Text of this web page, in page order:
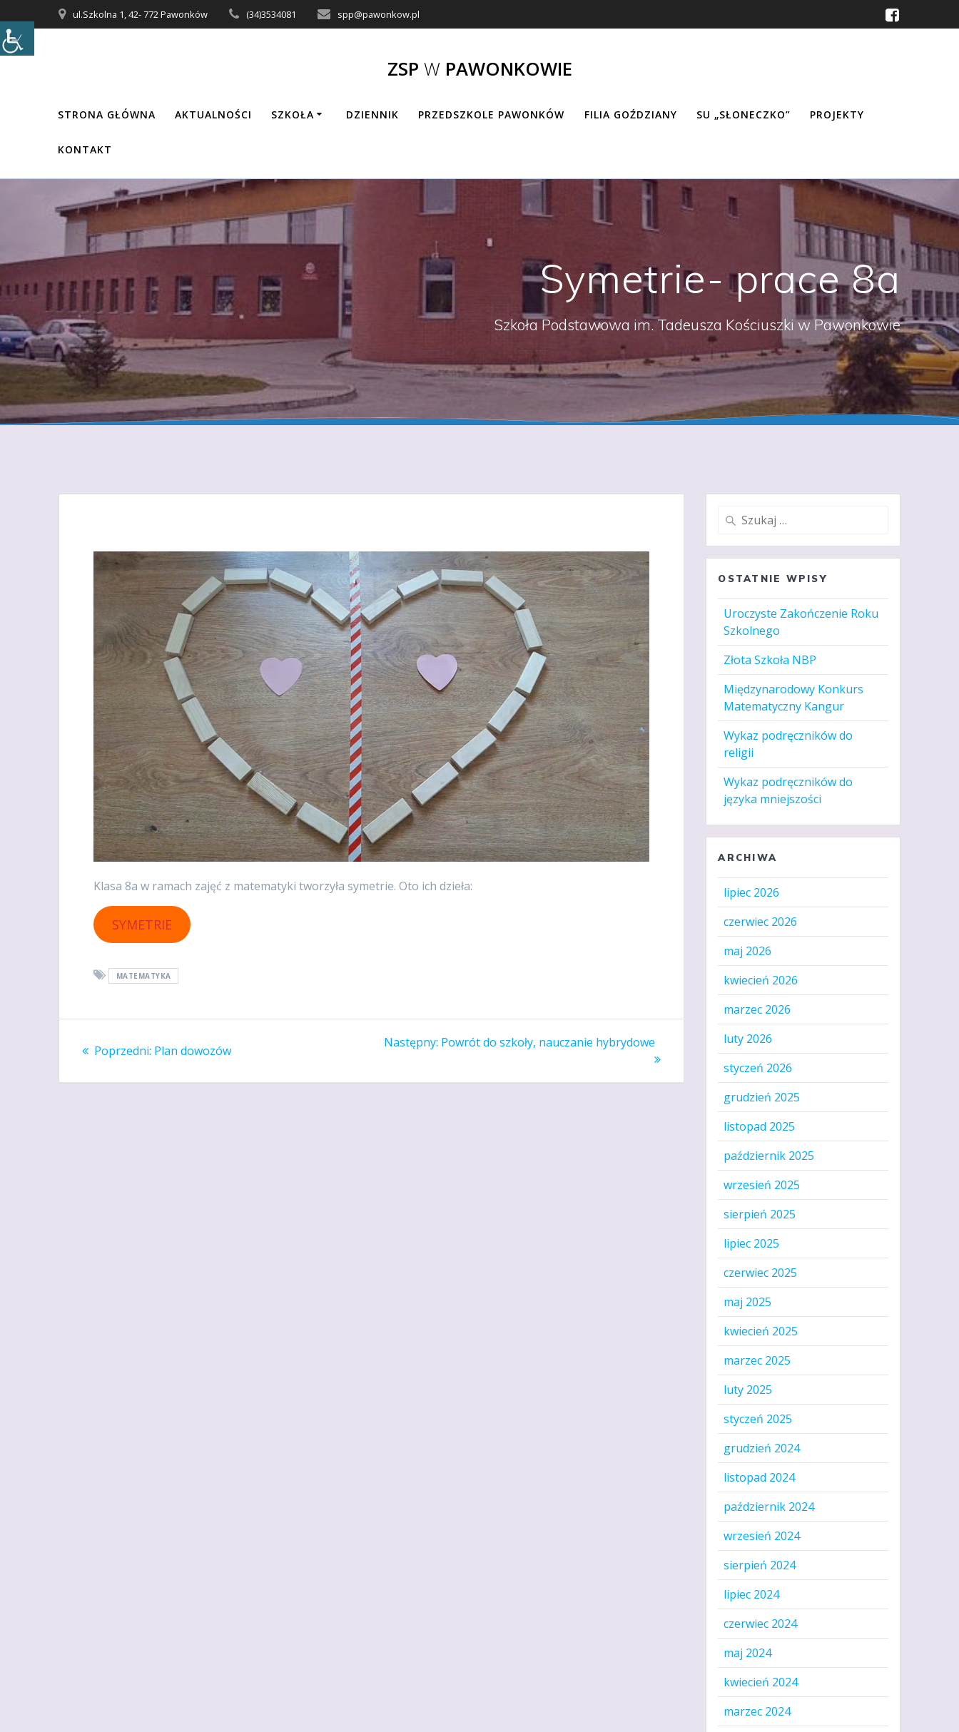
do
treści
ul.Szkolna 1, 42- 772 Pawonków (34)3534081 spp@pawonkow.pl
ZSP W PAWONKOWIE
STRONA GŁÓWNA AKTUALNOŚCI SZKOŁA DZIENNIK PRZEDSZKOLE PAWONKÓW FILIA GOŹDZIANY SU „SŁONECZKO” PROJEKTY
KONTAKT
Symetrie- prace 8a
Szkoła Podstawowa im. Tadeusza Kościuszki w Pawonkowie
Klasa 8a w ramach zajęć z matematyki tworzyła symetrie. Oto ich dzieła:
SYMETRIE
MATEMATYKA
wpisu
Poprzedni: Poprzedni
Plan dowozów
Następny: Następny
Powrót do szkoły, nauczanie hybrydowe
Szukaj:
OSTATNIE WPISY
Uroczyste Zakończenie Roku
Szkolnego
Złota Szkoła NBP
Międzynarodowy Konkurs
Matematyczny Kangur
Wykaz podręczników do
religii
Wykaz podręczników do
języka mniejszości
ARCHIWA
lipiec 2026
czerwiec 2026
maj 2026
kwiecień 2026
marzec 2026
luty 2026
styczeń 2026
grudzień 2025
listopad 2025
październik 2025
wrzesień 2025
sierpień 2025
lipiec 2025
czerwiec 2025
maj 2025
kwiecień 2025
marzec 2025
luty 2025
styczeń 2025
grudzień 2024
listopad 2024
październik 2024
wrzesień 2024
sierpień 2024
lipiec 2024
czerwiec 2024
maj 2024
kwiecień 2024
marzec 2024